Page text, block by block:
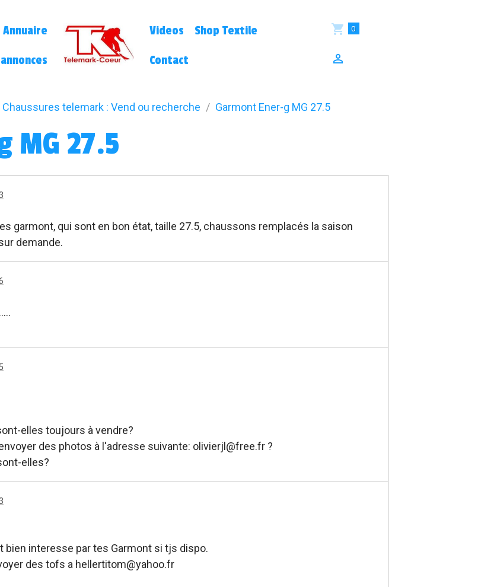
Annuaire Videos Shop Textile
Contact
0
Chaussures telemark : Vend ou recherche Garmont Ener-g MG 27.5
MG 27.5
garmont, qui sont en bon état, taille 27.5, chaussons remplacés la saison
demande.
elles toujours à vendre?
des photos à l'adresse suivante: olivierjl@free.fr ?
elles?
bien interesse par tes Garmont si tjs dispo.
des tofs a hellertitom@yahoo.fr